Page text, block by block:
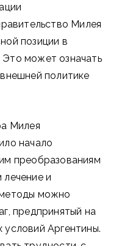
Милея
позиции в
может означать
политике
Милея
начало
преобразованиям
и
можно
предпринятый на
Аргентины.